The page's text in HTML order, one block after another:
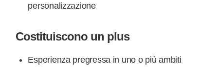
personalizzazione
Costituiscono un plus
Esperienza pregressa in uno o più ambiti